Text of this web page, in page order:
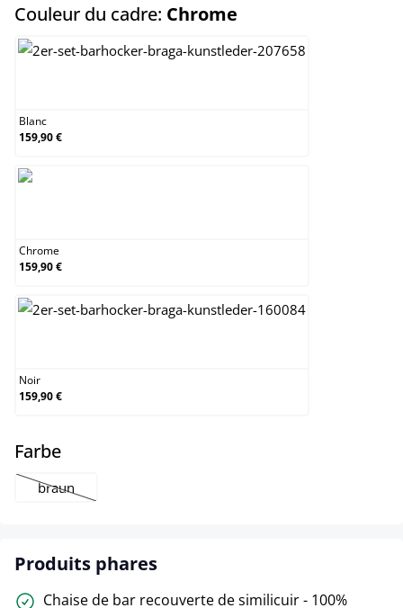
Couleur du cadre: Chrome
Blanc
159,90 €
Chrome
159,90 €
Noir
159,90 €
Farbeselect
braun
(Cette option n'est pas disponible pour le moment.)
Produits phares
Chaise de bar recouverte de similicuir - 100%